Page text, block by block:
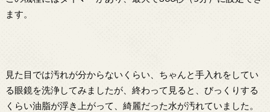
ます。
見た目では汚れが分からないくらい、ちゃんと手入れをしてい
る眼鏡を洗浄してみましたが、終わって見ると、びっくりする
くらい油脂が浮き上がって、綺麗だった水が汚れていました。